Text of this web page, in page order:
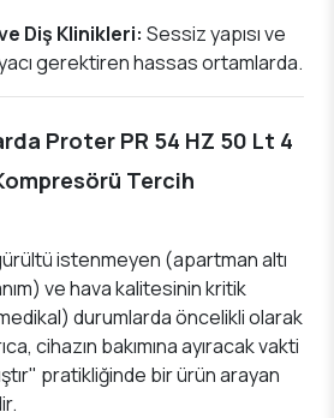
Diş Klinikleri: Sessiz yapısı ve
gerektiren hassas ortamlarda.
Proter PR 54 HZ 50 Lt 4
Tercih
istenmeyen (apartman altı
ve hava kalitesinin kritik
durumlarda öncelikli olarak
cihazın bakımına ayıracak vakti
pratikliğinde bir ürün arayan